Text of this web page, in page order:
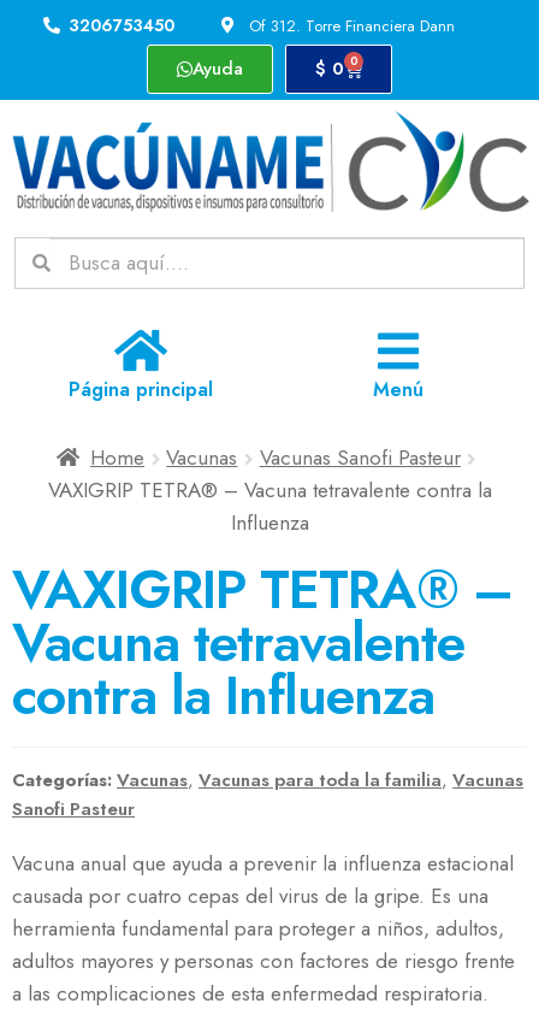
3206753450 Of 312. Torre Financiera Dann
Ayuda $ 0 0
Página principal Menú
Home Vacunas
Vacunas Sanofi Pasteur
VAXIGRIP TETRA® – Vacuna tetravalente contra la
Influenza
VAXIGRIP TETRA® –
Vacuna tetravalente
contra la Influenza
Categorías:Vacunas, Vacunas para toda la familia, Vacunas
Sanofi Pasteur
Vacuna anual que ayuda a prevenir la influenza estacional
causada por cuatro cepas del virus de la gripe. Es una
herramienta fundamental para proteger a niños, adultos,
adultos mayores y personas con factores de riesgo frente
a las complicaciones de esta enfermedad respiratoria.